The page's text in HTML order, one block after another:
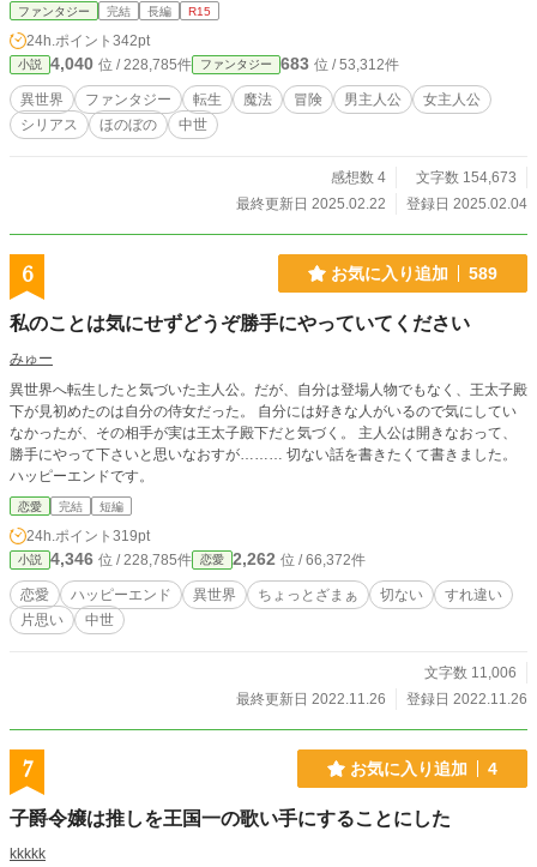
の威力増加、複数合わせた使用法を工夫して、父親を援助しようと考えた。
幼い娘と父親が力を合わせて害獣や強敵に挑む、冒険ファンタジー。 「カクヨ
ム」｢小説家になろう」にも掲載しています。
ファンタジー 完結 長編 R15
24h.ポイント 342pt
小説 4,040 位 / 228,785件 ファンタジー 683 位 / 53,312件
異世界 ファンタジー 転生 魔法 冒険 男主人公
女主人公
シリアス
ほのぼの 中世
感想数 4
文字数 154,673
最終更新日 2025.02.22
登録日 2025.02.04
6 お気に入り追加 589
私のことは気にせずどうぞ勝手にやっていてください
みゅー
異世界へ転生したと気づいた主人公。だが、自分は登場人物でもなく、王太子殿
下が見初めたのは自分の侍女だった。 自分には好きな人がいるので気にしてい
なかったが、その相手が実は王太子殿下だと気づく。 主人公は開きなおって、
勝手にやって下さいと思いなおすが……… 切ない話を書きたくて書きました。
ハッピーエンドです。
恋愛 完結 短編
24h.ポイント 319pt
小説 4,346 位 / 228,785件 恋愛 2,262 位 / 66,372件
恋愛 ハッピーエンド 異世界 ちょっとざまぁ 切ない
すれ違い
片思い
中世
文字数 11,006
最終更新日 2022.11.26
登録日 2022.11.26
7 お気に入り追加 4
子爵令嬢は推しを王国一の歌い手にすることにした
kkkkk